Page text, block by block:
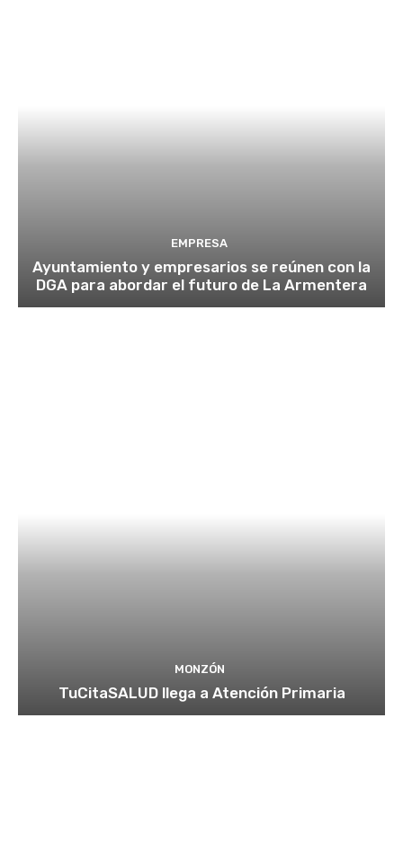
EMPRESA
Ayuntamiento y empresarios se reúnen con la
DGA para abordar el futuro de La Armentera
MONZÓN
TuCitaSALUD llega a Atención Primaria